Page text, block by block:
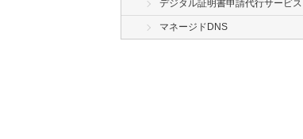
デジタル証明書申請代行サービス
マネージドDNS